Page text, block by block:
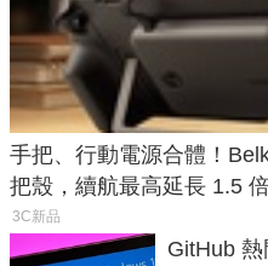
手把、行動電源合體！
把殼，續航最高延長 1.5
3C新品
GitHub